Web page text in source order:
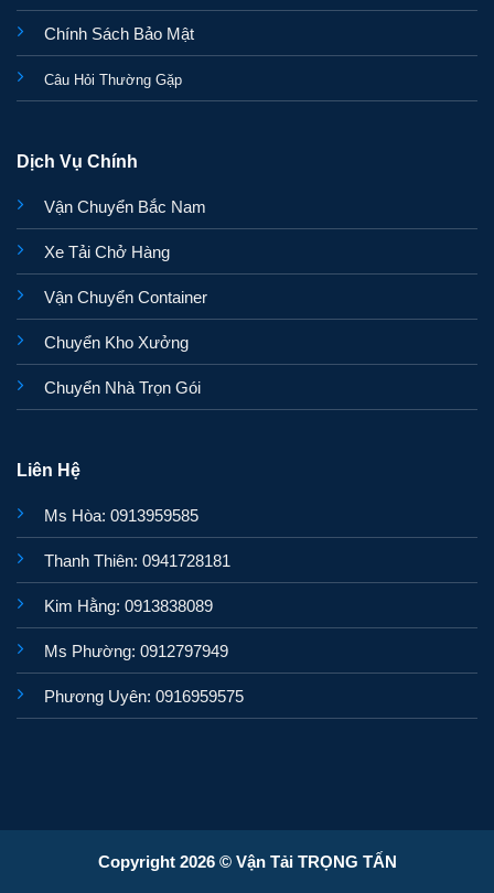
Chính Sách Bảo Mật
Câu Hỏi Thường Gặp
Dịch Vụ Chính
Vận Chuyển Bắc Nam
Xe Tải Chở Hàng
Vận Chuyển Container
Chuyển Kho Xưởng
Chuyển Nhà Trọn Gói
Liên Hệ
Ms Hòa: 0913959585
Thanh Thiên: 0941728181
Kim Hằng: 0913838089
Ms Phường: 0912797949
Phương Uyên: 0916959575
Copyright 2026 © Vận Tải TRỌNG TẤN